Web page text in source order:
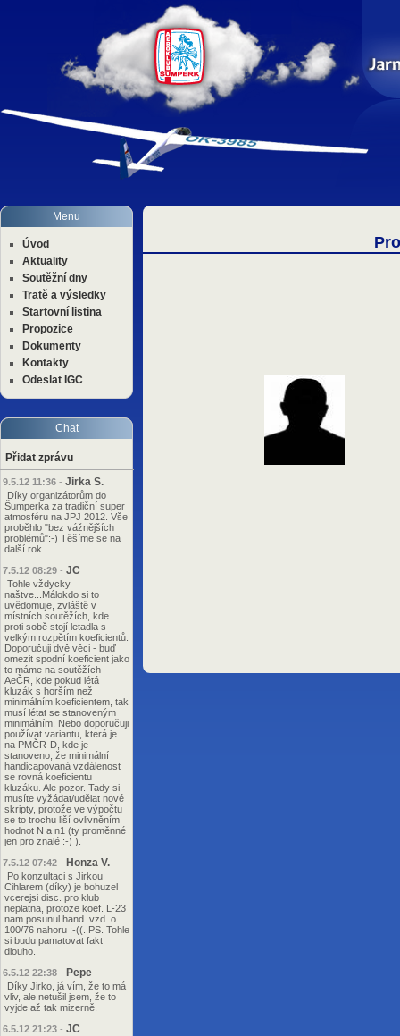
Menu
Úvod
Aktuality
Soutěžní dny
Tratě a výsledky
Startovní listina
Propozice
Dokumenty
Kontakty
Odeslat IGC
Chat
Přidat zprávu
9.5.12 11:36 - Jirka S.
Díky organizátorům do
Šumperka za tradiční super
atmosféru na JPJ 2012. Vše
proběhlo "bez vážnějších
problémů":-) Těšíme se na
další rok.
7.5.12 08:29 - JC
Tohle vždycky
naštve...Málokdo si to
uvědomuje, zvláště v
místních soutěžích, kde
proti sobě stojí letadla s
velkým rozpětím koeficientů.
Doporučuji dvě věci - buď
omezit spodní koeficient jako
to máme na soutěžích
AeČR, kde pokud létá
kluzák s horším než
minimálním koeficientem, tak
musí létat se stanoveným
minimálním. Nebo doporučuji
používat variantu, která je
na PMČR-D, kde je
stanoveno, že minimální
handicapovaná vzdálenost
se rovná koeficientu
kluzáku. Ale pozor. Tady si
musíte vyžádat/udělat nové
skripty, protože ve výpočtu
se to trochu liší ovlivněním
hodnot N a n1 (ty proměnné
jen pro znalé :-) ).
7.5.12 07:42 - Honza V.
Po konzultaci s Jirkou
Cihlarem (díky) je bohuzel
vcerejsi disc. pro klub
neplatna, protoze koef. L-23
nam posunul hand. vzd. o
100/76 nahoru :-((. PS. Tohle
si budu pamatovat fakt
dlouho.
6.5.12 22:38 - Pepe
Díky Jirko, já vím, že to má
vliv, ale netušil jsem, že to
vyjde až tak mizerně.
6.5.12 21:23 - JC